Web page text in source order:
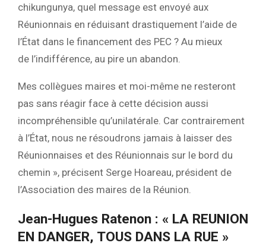
chikungunya, quel message est envoyé aux
Réunionnais en réduisant drastiquement l’aide de
l’État dans le financement des PEC ? Au mieux
de l’indifférence, au pire un abandon.
Mes collègues maires et moi-même ne resteront
pas sans réagir face à cette décision aussi
incompréhensible qu’unilatérale. Car contrairement
à l’État, nous ne résoudrons jamais à laisser des
Réunionnaises et des Réunionnais sur le bord du
chemin », précisent Serge Hoareau, président de
l’Association des maires de la Réunion.
Jean-Hugues Ratenon : « LA REUNION
EN DANGER, TOUS DANS LA RUE »